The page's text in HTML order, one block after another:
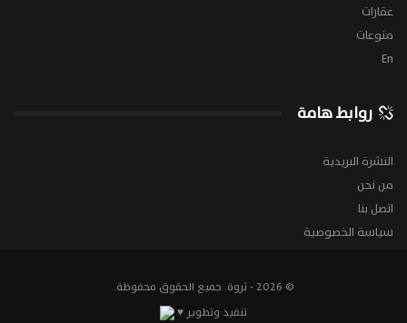
عقارات
منوعات
En
روابط هامة
النشرة البريدية
من نحن
اتصل بنا
سياسة الخصوصية
© 2026 - ثروة. جميع الحقوق محفوظة.
تنفيذ وتطوير ♥